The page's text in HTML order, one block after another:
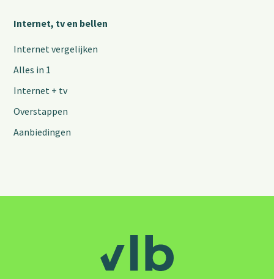
Internet, tv en bellen
Internet vergelijken
Alles in 1
Internet + tv
Overstappen
Aanbiedingen